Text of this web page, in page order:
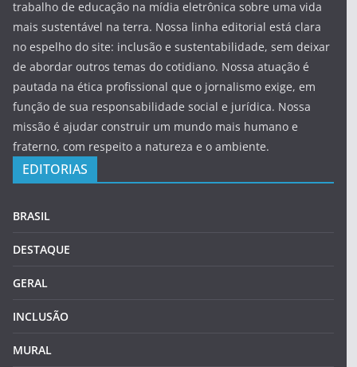
trabalho de educação na mídia eletrônica sobre uma vida
mais sustentável na terra. Nossa linha editorial está clara
no espelho do site: inclusão e sustentabilidade, sem deixar
de abordar outros temas do cotidiano. Nossa atuação é
pautada na ética profissional que o jornalismo exige, em
função de sua responsabilidade social e jurídica. Nossa
missão é ajudar construir um mundo mais humano e
fraterno, com respeito a natureza e o ambiente.
EDITORIAS
BRASIL
DESTAQUE
GERAL
INCLUSÃO
MURAL